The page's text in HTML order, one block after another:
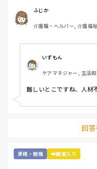
根本的に介護へ転職しよ
のに、高齢者は増加傾向で
年々、介護福祉士の試
介護福祉士を軽んじら
別合格についてどう思わ
ふじか
介護職・ヘルパー, 介護福
いずもん
ケアマネジャー, 生活
難しいとこですね、人材
回
資格・勉強 👑殿堂入り